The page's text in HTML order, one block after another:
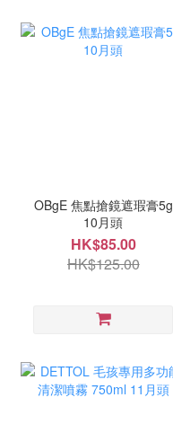
OBgE 焦點搶鏡遮瑕膏5g
10月頭
HK$85.00
HK$125.00